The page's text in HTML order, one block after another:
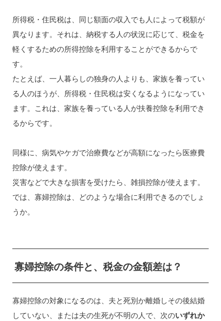
所得税・住民税は、同じ額面の収入でも人によって税額が
異なります。それは、納税する人の状況に応じて、税金を
軽くするための所得控除を利用することができるからで
す。
たとえば、一人暮らしの独身の人よりも、家族を養ってい
る人のほうが、所得税・住民税は安くなるようになってい
ます。これは、家族を養っている人が扶養控除を利用でき
るからです。
同様に、病気やケガで治療費などが高額になったら医療費
控除が使えます。
災害などで大きな損害を受けたら、雑損控除が使えます。
では、寡婦控除は、どのような場合に利用できるのでしょ
うか。
寡婦控除の条件と、税金の金額差は？
寡婦控除の対象になるのは、夫と死別か離婚しその後結婚
していない、または夫の生死が不明の人で、次のいずれか